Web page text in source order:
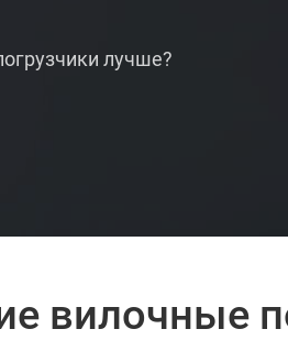
лучше?
вилочные